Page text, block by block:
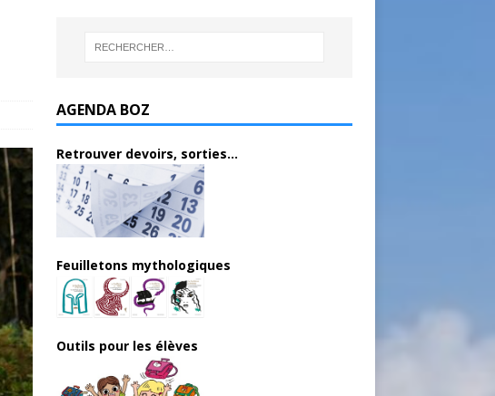
AGENDA BOZ
Retrouver devoirs, sorties...
Feuilletons mythologiques
Outils pour les élèves